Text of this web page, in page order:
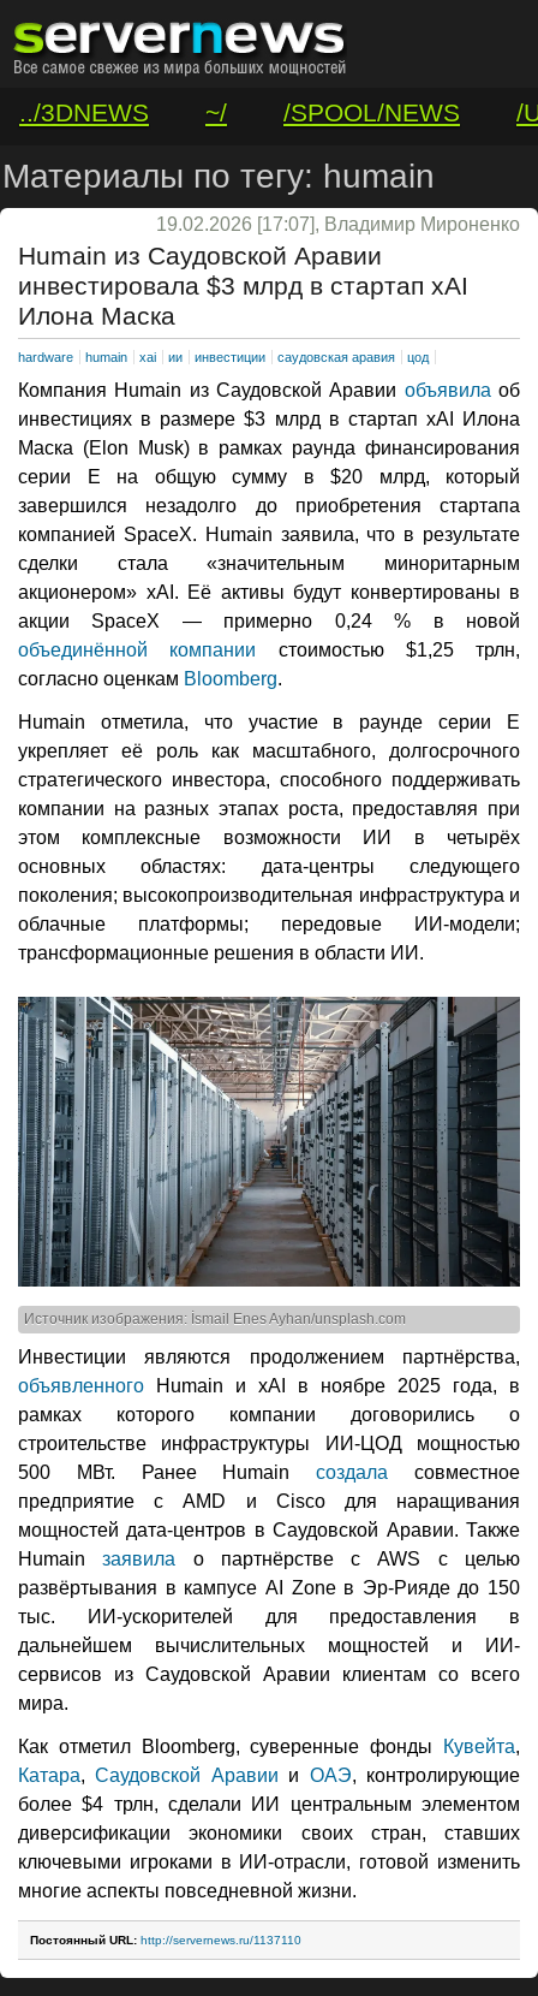
../3DNEWS ~/ /SPOOL/NEWS
/
/VAR/CONTACT
Материалы по тегу: humain
19.02.2026 [17:07], Владимир Мироненко
Humain из Саудовской Аравии
инвестировала $3 млрд в стартап xAI
Илона Маска
hardware humain xai ии инвестиции саудовская аравия цод
Компания Humain из Саудовской Аравии объявила об
инвестициях в размере $3 млрд в стартап xAI Илона
Маска (Elon Musk) в рамках раунда финансирования
серии E на общую сумму в $20 млрд, который
завершился незадолго до приобретения стартапа
компанией SpaceX. Humain заявила, что в результате
сделки стала «значительным миноритарным
акционером» xAI. Её активы будут конвертированы в
акции SpaceX — примерно 0,24 % в новой
объединённой компании стоимостью $1,25 трлн,
согласно оценкам Bloomberg.
Humain отметила, что участие в раунде серии E
укрепляет её роль как масштабного, долгосрочного
стратегического инвестора, способного поддерживать
компании на разных этапах роста, предоставляя при
этом комплексные возможности ИИ в четырёх
основных областях: дата-центры следующего
поколения; высокопроизводительная инфраструктура и
облачные платформы; передовые ИИ-модели;
трансформационные решения в области ИИ.
Источник изображения: İsmail Enes Ayhan/unsplash.com
Инвестиции являются продолжением партнёрства,
объявленного Humain и xAI в ноябре 2025 года, в
рамках которого компании договорились о
строительстве инфраструктуры ИИ-ЦОД мощностью
500 МВт. Ранее Humainсоздала совместное
предприятие с AMD и Cisco для наращивания
мощностей дата-центров в Саудовской Аравии. Также
Humainзаявила о партнёрстве с AWS с целью
развёртывания в кампусе AI Zone в Эр-Рияде до 150
тыс. ИИ-ускорителей для предоставления в
дальнейшем вычислительных мощностей и ИИ-
сервисов из Саудовской Аравии клиентам со всего
мира.
Как отметил Bloomberg, суверенные фонды Кувейта,
Катара,Саудовской Аравии и ОАЭ, контролирующие
более $4 трлн, сделали ИИ центральным элементом
диверсификации экономики своих стран, ставших
ключевыми игроками в ИИ-отрасли, готовой изменить
многие аспекты повседневной жизни.
Постоянный URL: http://servernews.ru/1137110